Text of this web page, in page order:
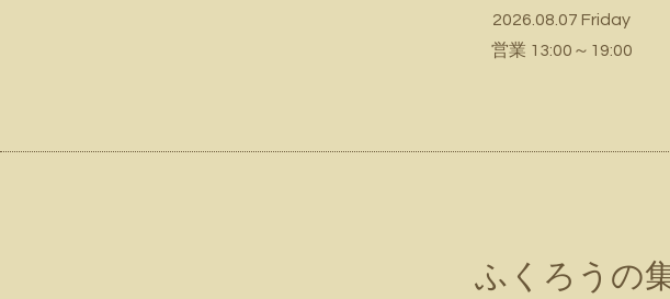
2026.08.07 Friday
営業 13:00～19:00
ふくろうの